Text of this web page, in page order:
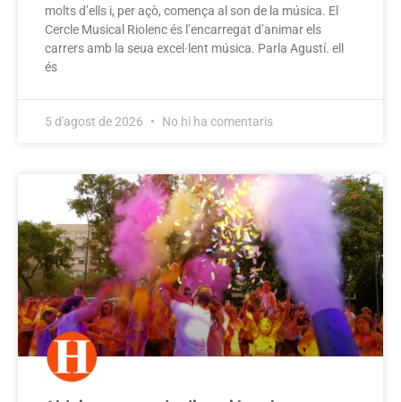
molts d’ells i, per açò, comença al son de la música. El
Cercle Musical Riolenc és l’encarregat d’animar els
carrers amb la seua excel·lent música. Parla Agustí. ell
és
5 d'agost de 2026 No hi ha comentaris